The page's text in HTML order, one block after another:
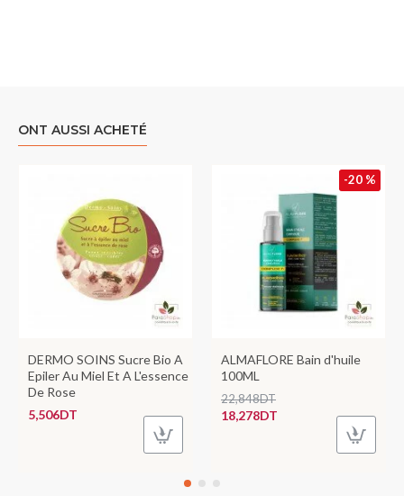
ONT AUSSI ACHETÉ
DERMO SOINS Sucre Bio A
Epiler Au Miel Et A L'essence
De Rose
5,506DT
-20 %
ALMAFLORE Bain d'huile
100ML
18,278DT
22,848DT